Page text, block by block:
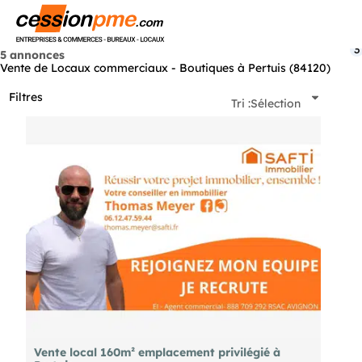
5 annonces
Vente de Locaux commerciaux - Boutiques à Pertuis (84120)
Filtres
3
Tri :Sélection
Vente local 160m² emplacement privilégié à